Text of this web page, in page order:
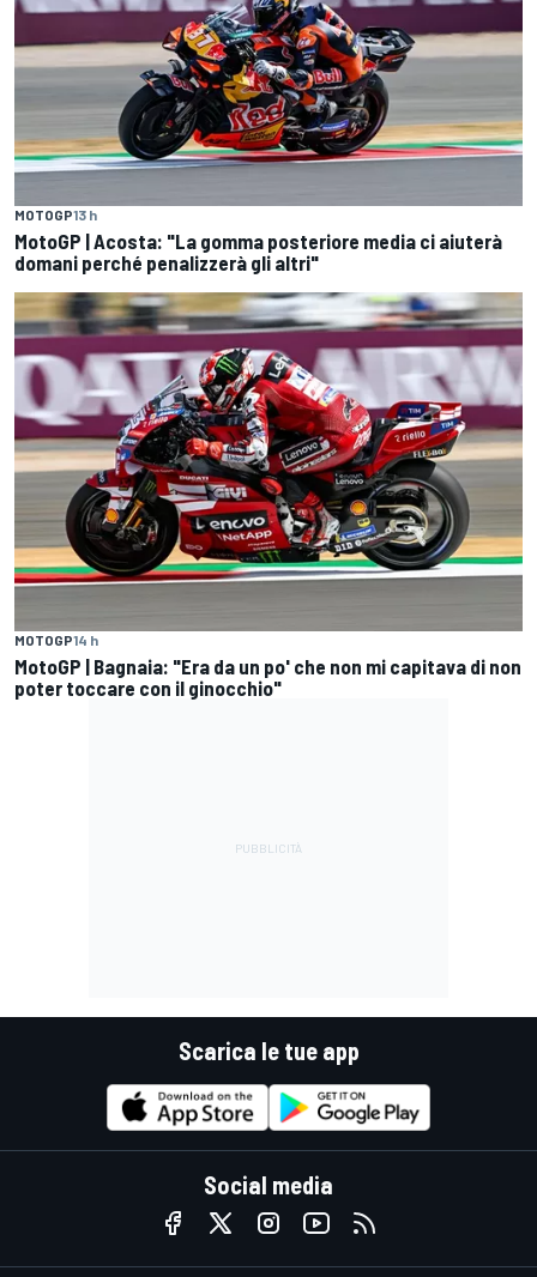
MOTOGP13 h
MotoGP | Acosta: "La gomma posteriore media ci aiuterà
domani perché penalizzerà gli altri"
MOTOGP14 h
MotoGP | Bagnaia: "Era da un po' che non mi capitava di non
poter toccare con il ginocchio"
Scarica le tue app
Social media